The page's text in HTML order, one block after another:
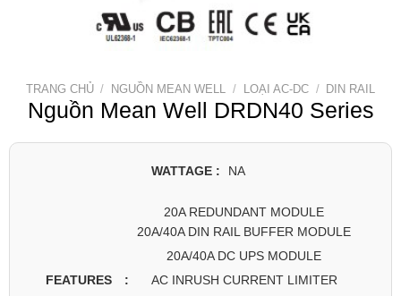
TRANG CHỦ / NGUỒN MEAN WELL / LOẠI AC-DC / DIN RAIL
Nguồn Mean Well DRDN40 Series
WATTAGE : NA
FEATURES :
20A REDUNDANT MODULE
20A/40A DIN RAIL BUFFER MODULE
20A/40A DC UPS MODULE
AC INRUSH CURRENT LIMITER